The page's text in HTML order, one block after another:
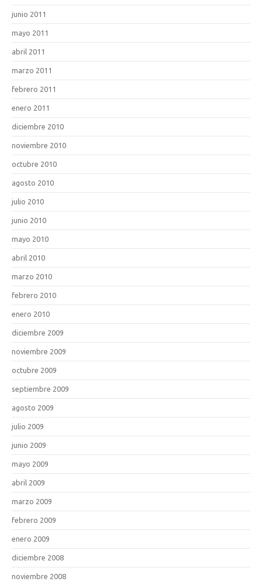
junio 2011
mayo 2011
abril 2011
marzo 2011
febrero 2011
enero 2011
diciembre 2010
noviembre 2010
octubre 2010
agosto 2010
julio 2010
junio 2010
mayo 2010
abril 2010
marzo 2010
febrero 2010
enero 2010
diciembre 2009
noviembre 2009
octubre 2009
septiembre 2009
agosto 2009
julio 2009
junio 2009
mayo 2009
abril 2009
marzo 2009
febrero 2009
enero 2009
diciembre 2008
noviembre 2008